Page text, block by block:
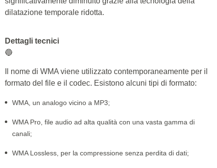
dilatazione temporale ridotta.
Dettagli tecnici
🔵
Il nome di WMA viene utilizzato contemporaneamente per il
formato del file e il codec. Esistono alcuni tipi di formato:
WMA, un analogo vicino a MP3;
WMA Pro, file audio ad alta qualità con una vasta gamma di
canali;
WMA Lossless, per la compressione senza perdita di dati;